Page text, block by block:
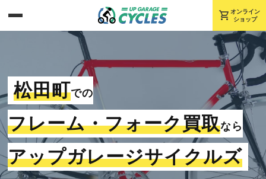
shopping_cart オンライン
ショップ
松田町での
フレーム・フォーク買取なら
アップガレージサイクルズ